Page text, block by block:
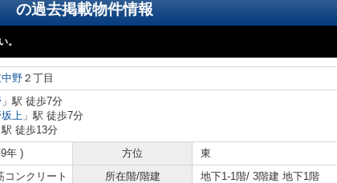
の過去掲載物件情報
。
野 ２丁目
」駅 徒歩7分
上 」駅 徒歩7分
駅 徒歩13分
年 ) 方位
東
コンクリート 所在階/階建 地下1-1階/ 3階建 地下1階